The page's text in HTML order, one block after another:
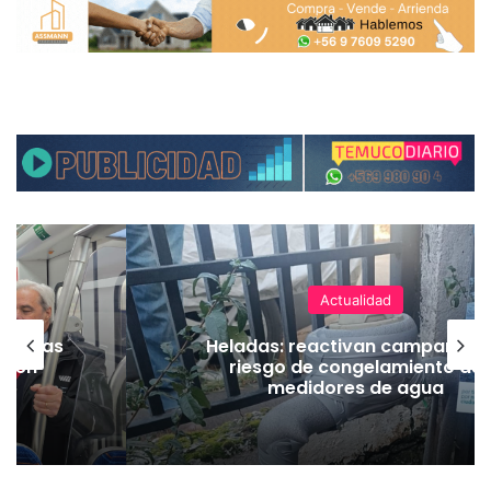
vías
Actualidad
Heladas: reactivan campaña
riesgo de congelamiento de
medidores de agua